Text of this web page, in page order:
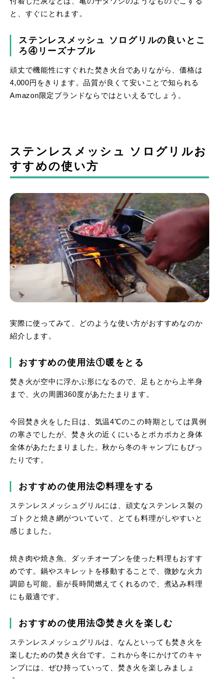
と、すぐにとれます。
ステンレスメッシュ ソログリルの良いとこ
ろ④リーズナブル
頑丈で機能性にすぐれた焚き火台でありながら、価格は
4,000円をきります。品質が良くて安いことで知られる
Amazon限定ブランドならではといえるでしょう。
ステンレスメッシュ ソログリルお
すすめの使い方
実際に使ってみて、どのような使い方がおすすめなのか
紹介します。
おすすめの使用法①暖をとる
焚き火が空中に浮かぶ形になるので、足もとから上半身
まで、火の周囲360度があたたまります。
今回焚き火をした日は、気温4℃のこの時期としては異例
の寒さでしたが、焚き火の近くにいるとポカポカと身体
全体があたたまりました。秋から冬のキャンプにもぴっ
たりです。
おすすめの使用法②料理をする
ステンレスメッシュグリルには、頑丈なステンレス製の
ゴトクと焼き網がついていて、とても料理がしやすいと
感じました。
焼き肉や焼き魚、ダッチオーブンを使った料理もおすす
めです。鍋やスキレットを移動することで、微妙な火力
調節も可能。薪が長時間燃えてくれるので、煮込み料理
にも最適です。
おすすめの使用法③焚き火を楽しむ
ステンレスメッシュグリルは、なんといっても焚き火を
楽しむための焚き火台です。これから冬にかけてのキャ
ンプには、ぜひ持っていって、焚き火を楽しみましょ